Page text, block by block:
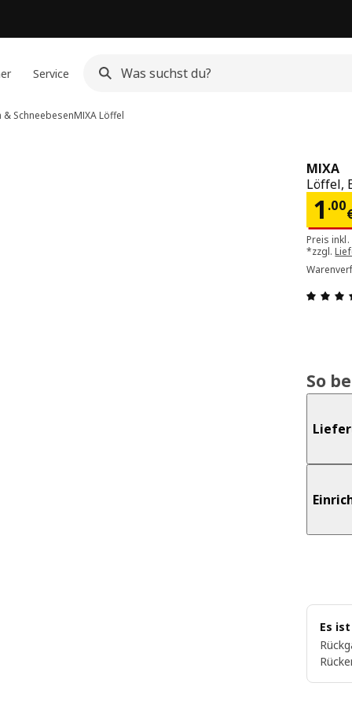
Service
& SchneebesenMIXALöffel
MIXA
Löffel,
1 .00
Preis
*zzgl.
So
Es